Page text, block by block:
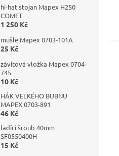
hi-hat stojan Mapex H250
COMET
1 250 Kč
mušle Mapex 0703-101A
25 Kč
závitová vložka Mapex 0704-
745
10 Kč
HÁK VELKÉHO BUBNU
MAPEX 0703-891
46 Kč
ladící šroub 40mm
SF0550400H
15 Kč